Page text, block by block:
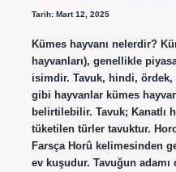
Tarih: Mart 12, 2025
Kümes hayvanı nelerdir?
hayvanları), genellikle
isimdir. Tavuk, hindi, ördek,
gibi hayvanlar kümes
belirtilebilir. Tavuk; Kanatlı
tüketilen türler tavuktur.
Farsça Horû kelimesinden
ev kuşudur. Tavuğun